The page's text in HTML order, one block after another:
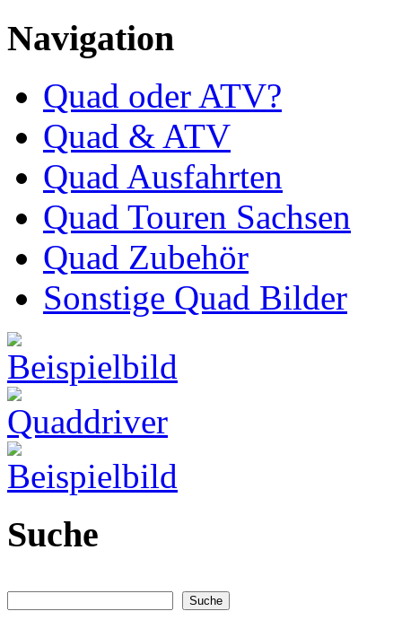
Navigation
Quad oder ATV?
Quad & ATV
Quad Ausfahrten
Quad Touren Sachsen
Quad Zubehör
Sonstige Quad Bilder
Suche